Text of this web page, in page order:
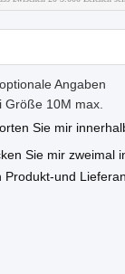
Angaben
Größe 10M max.
Sie mir
Sie mir zweimal
Produkt-und